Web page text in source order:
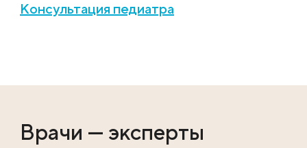
Консультация педиатра
Врачи — эксперты